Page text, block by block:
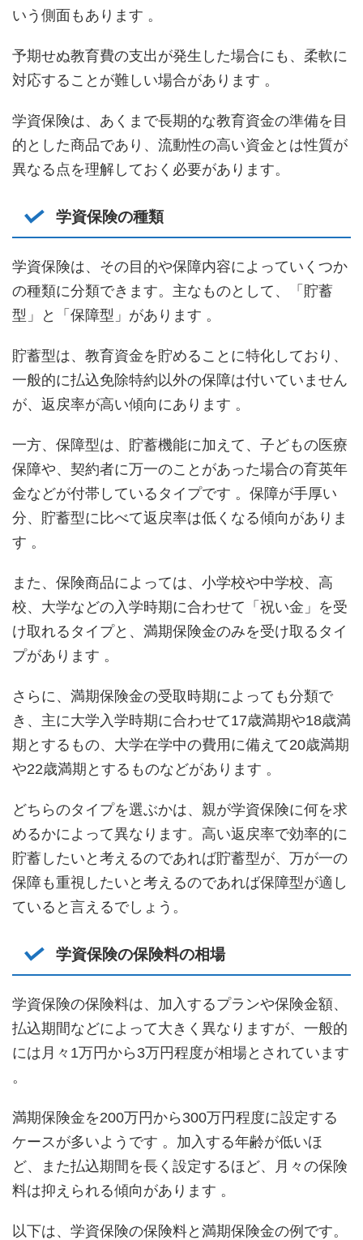
いう側面もあります 。
予期せぬ教育費の支出が発生した場合にも、柔軟に
対応することが難しい場合があります 。
学資保険は、あくまで長期的な教育資金の準備を目
的とした商品であり、流動性の高い資金とは性質が
異なる点を理解しておく必要があります。
学資保険の種類
学資保険は、その目的や保障内容によっていくつか
の種類に分類できます。主なものとして、「貯蓄
型」と「保障型」があります 。
貯蓄型は、教育資金を貯めることに特化しており、
一般的に払込免除特約以外の保障は付いていません
が、返戻率が高い傾向にあります 。
一方、保障型は、貯蓄機能に加えて、子どもの医療
保障や、契約者に万一のことがあった場合の育英年
金などが付帯しているタイプです 。保障が手厚い
分、貯蓄型に比べて返戻率は低くなる傾向がありま
す 。
また、保険商品によっては、小学校や中学校、高
校、大学などの入学時期に合わせて「祝い金」を受
け取れるタイプと、満期保険金のみを受け取るタイ
プがあります 。
さらに、満期保険金の受取時期によっても分類で
き、主に大学入学時期に合わせて17歳満期や18歳満
期とするもの、大学在学中の費用に備えて20歳満期
や22歳満期とするものなどがあります 。
どちらのタイプを選ぶかは、親が学資保険に何を求
めるかによって異なります。高い返戻率で効率的に
貯蓄したいと考えるのであれば貯蓄型が、万が一の
保障も重視したいと考えるのであれば保障型が適し
ていると言えるでしょう。
学資保険の保険料の相場
学資保険の保険料は、加入するプランや保険金額、
払込期間などによって大きく異なりますが、一般的
には月々1万円から3万円程度が相場とされています
。
満期保険金を200万円から300万円程度に設定する
ケースが多いようです 。加入する年齢が低いほ
ど、また払込期間を長く設定するほど、月々の保険
料は抑えられる傾向があります 。
以下は、学資保険の保険料と満期保険金の例です。